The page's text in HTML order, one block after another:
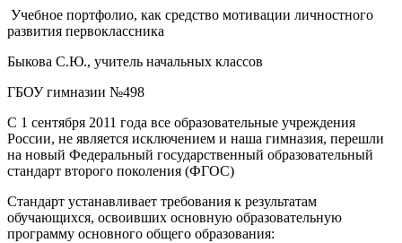
Учебное портфолио, как средство мотивации личностного
развития первоклассника
Быкова С.Ю., учитель начальных классов
ГБОУ гимназии №498
С 1 сентября 2011 года все образовательные учреждения
России, не является исключением и наша гимназия, перешли
на новый Федеральный государственный образовательный
стандарт второго поколения (ФГОС)
Стандарт устанавливает требования к результатам
обучающихся, освоивших основную образовательную
программу основного общего образования: